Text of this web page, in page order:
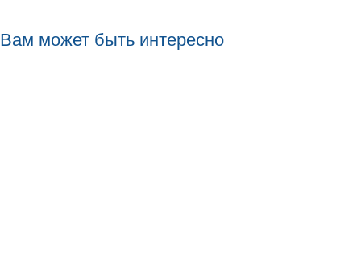
Вам может быть интересно